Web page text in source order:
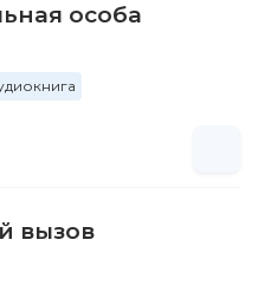
особа
вызов